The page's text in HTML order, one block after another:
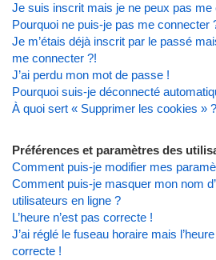
Je suis inscrit mais je ne peux pas me
Pourquoi ne puis-je pas me connecter
Je m’étais déjà inscrit par le passé
me connecter ?!
J’ai perdu mon mot de passe !
Pourquoi suis-je déconnecté
À quoi sert « Supprimer les cookies » ?
Préférences et paramètres des
Comment puis-je modifier mes
Comment puis-je masquer mon nom
utilisateurs en ligne ?
L’heure n’est pas correcte !
J’ai réglé le fuseau horaire mais
correcte !